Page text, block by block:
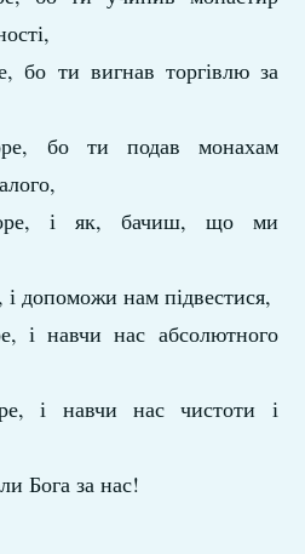
бо ти вигнав торгівлю за
бо ти подав монахам
і як, бачиш, що ми
і допоможи нам підвестися,
і навчи нас абсолютного
і навчи нас чистоти і
Бога за нас!